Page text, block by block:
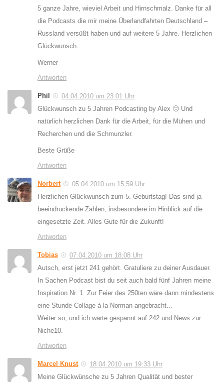
5 ganze Jahre, wieviel Arbeit und Hirnschmalz. Danke für all
die Podcasts die mir meine Überlandfahrten Deutschland –
Russland versüßt haben und auf weitere 5 Jahre. Herzlichen
Glückwunsch.
Werner
Antworten
Phil
04.04.2010 um 23:01 Uhr
Glückwunsch zu 5 Jahren Podcasting by Alex 🙂 Und
natürlich herzlichen Dank für die Arbeit, für die Mühen und
Recherchen und die Schmunzler.
Beste Grüße
Antworten
Norbert
05.04.2010 um 15:59 Uhr
Herzlichen Glückwunsch zum 5. Geburtstag! Das sind ja
beeindruckende Zahlen, insbesondere im Hinblick auf die
eingesetzte Zeit. Alles Gute für die Zukunft!
Antworten
Tobias
07.04.2010 um 18:08 Uhr
Autsch, erst jetzt 241 gehört. Gratuliere zu deiner Ausdauer.
In Sachen Podcast bist du seit auch bald fünf Jahren meine
Inspiration Nr. 1. Zur Feier des 250ten wäre dann mindestens
eine Stunde Collage à la Norman angebracht…
Weiter so, und ich warte gespannt auf 242 und News zur
Niche10.
Antworten
Marcel Knust
18.04.2010 um 19:33 Uhr
Meine Glückwünsche zu 5 Jahren Qualität und bester